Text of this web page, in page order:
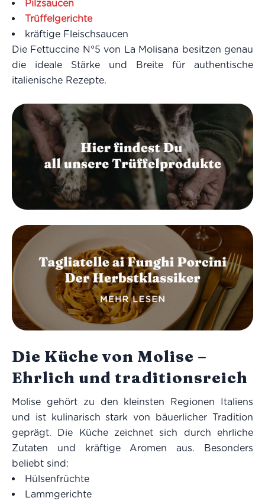
Pilzsaucen
Trüffelgerichte
kräftige Fleischsaucen
Die Fettuccine N°5 von La Molisana besitzen genau
die ideale Stärke und Breite für authentische
italienische Rezepte.
Die Küche von Molise –
Ehrlich und traditionsreich
Molise gehört zu den kleinsten Regionen Italiens
und ist kulinarisch stark von bäuerlicher Tradition
geprägt. Die Küche zeichnet sich durch ehrliche
Zutaten und kräftige Aromen aus. Besonders
beliebt sind:
Hülsenfrüchte
Lammgerichte